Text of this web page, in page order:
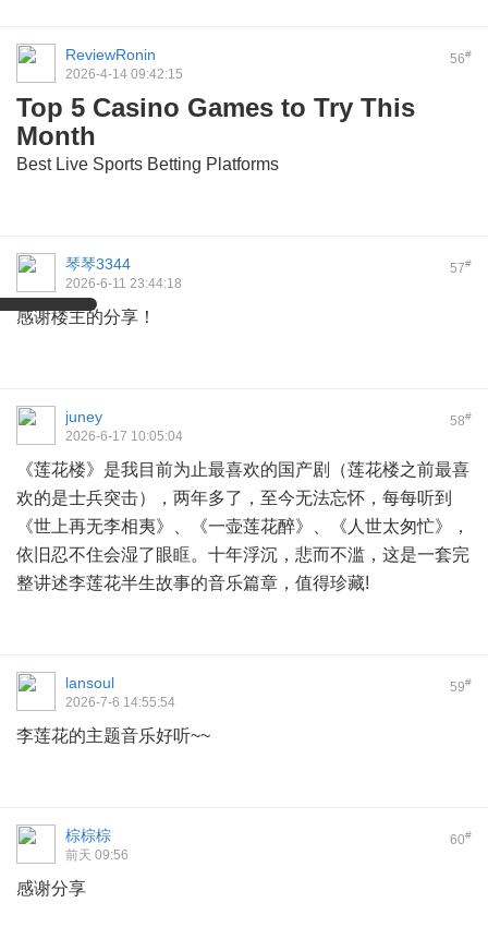
56#
ReviewRonin
2026-4-14 09:42:15
Top 5 Casino Games to Try This
Month
Best Live Sports Betting Platforms
57#
琴琴3344
2026-6-11 23:44:18
感谢楼主的分享！
58#
juney
2026-6-17 10:05:04
《莲花楼》是我目前为止最喜欢的国产剧（莲花楼之前最喜
欢的是士兵突击），两年多了，至今无法忘怀，每每听到
《世上再无李相夷》、《一壶莲花醉》、《人世太匆忙》，
依旧忍不住会湿了眼眶。十年浮沉，悲而不滥，这是一套完
整讲述李莲花半生故事的音乐篇章，值得珍藏!
59#
lansoul
2026-7-6 14:55:54
李莲花的主题音乐好听~~
60#
棕棕棕
前天 09:56
感谢分享